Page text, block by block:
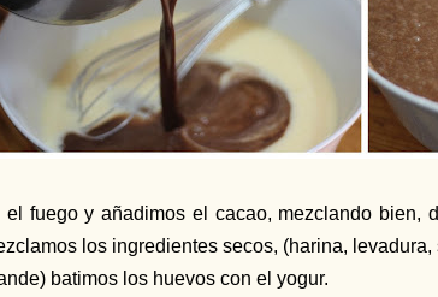
el fuego y añadimos el cacao, mezclando bien,
los ingredientes secos, (harina,
batimos los huevos con el yogur.